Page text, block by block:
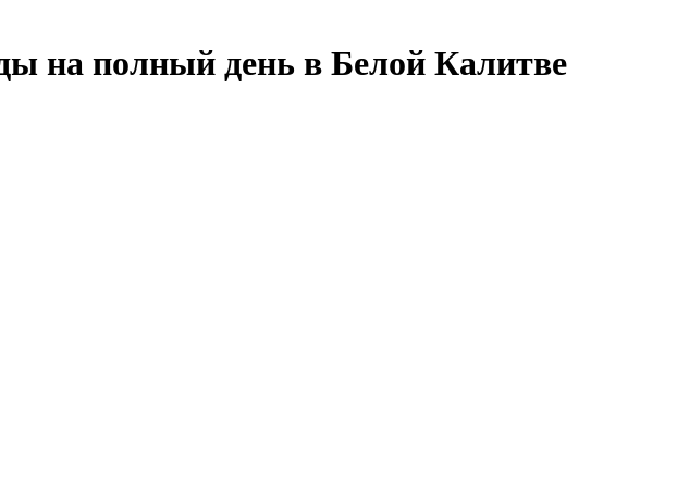
на полный день в Белой Калитве